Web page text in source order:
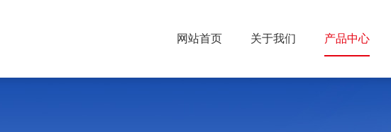
网站首页 关于我们 产品中心